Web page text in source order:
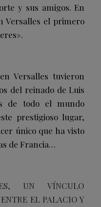
y sus amigos. En
Versalles el primero
Versalles tuvieron
del reinado de Luis
de todo el mundo
prestigioso lugar,
único que ha visto
de Francia…
UN VÍNCULO
EL PALACIO Y